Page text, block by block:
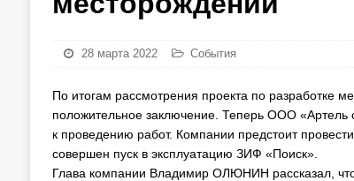
28 марта 2022 События
По итогам рассмотрения проекта по разработке
положительное заключение. Теперь ООО «Артель
к проведению работ. Компании предстоит
совершен пуск в эксплуатацию ЗИФ «Поиск».
Глава компании Владимир ОЛЮНИН рассказал,